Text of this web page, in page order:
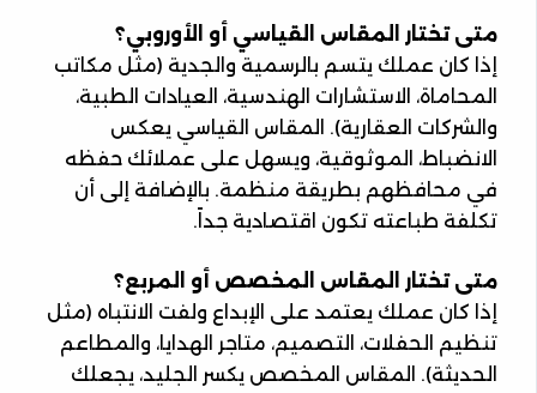
متى تختار المقاس القياسي أو الأوروبي؟
إذا كان عملك يتسم بالرسمية والجدية (مثل مكاتب
المحاماة، الاستشارات الهندسية، العيادات الطبية،
والشركات العقارية). المقاس القياسي يعكس
الانضباط، الموثوقية، ويسهل على عملائك حفظه
في محافظهم بطريقة منظمة. بالإضافة إلى أن
تكلفة طباعته تكون اقتصادية جداً.
متى تختار المقاس المخصص أو المربع؟
إذا كان عملك يعتمد على الإبداع ولفت الانتباه (مثل
تنظيم الحفلات، التصميم، متاجر الهدايا، والمطاعم
الحديثة). المقاس المخصص يكسر الجليد، يجعلك